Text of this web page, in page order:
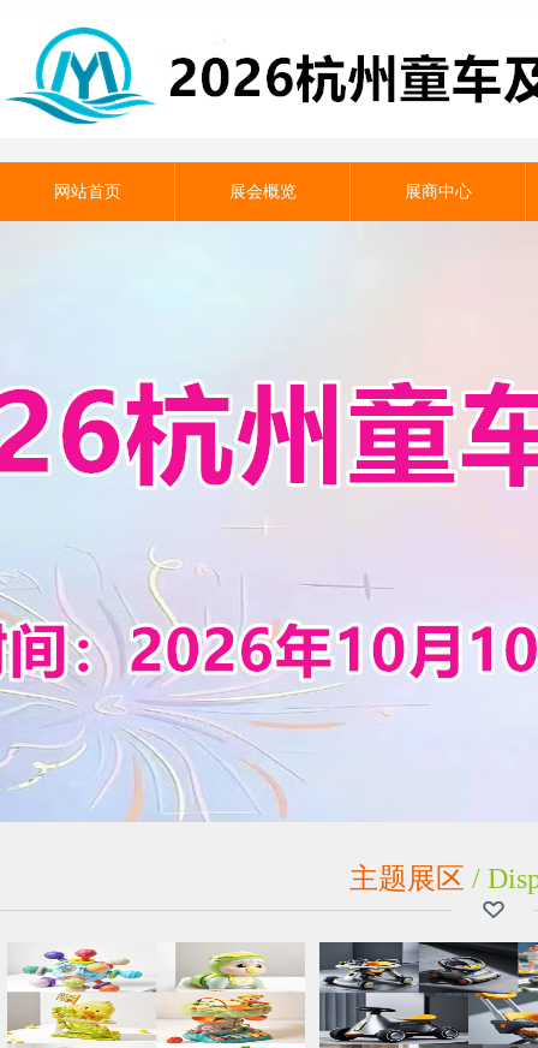
网站首页 展会概览 展商中心
主题展区 /